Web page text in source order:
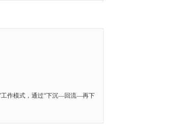
工作模式，通过“下沉—回流—再下